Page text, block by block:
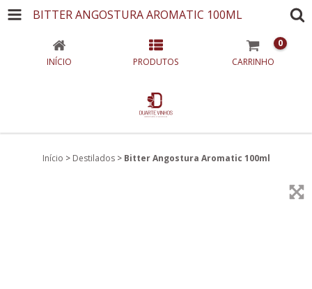
BITTER ANGOSTURA AROMATIC 100ML
INÍCIO PRODUTOS CARRINHO
0
Início > Destilados > Bitter Angostura Aromatic 100ml